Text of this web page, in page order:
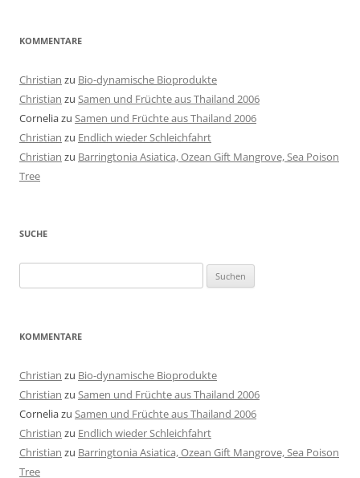
KOMMENTARE
Christian zu Bio-dynamische Bioprodukte
Christian zu Samen und Früchte aus Thailand 2006
Corneliazu Samen und Früchte aus Thailand 2006
Christian zu Endlich wieder Schleichfahrt
Christian zu Barringtonia Asiatica, Ozean Gift Mangrove, Sea Poison
Tree
SUCHE
nach:
KOMMENTARE
Christian zu Bio-dynamische Bioprodukte
Christian zu Samen und Früchte aus Thailand 2006
Corneliazu Samen und Früchte aus Thailand 2006
Christian zu Endlich wieder Schleichfahrt
Christian zu Barringtonia Asiatica, Ozean Gift Mangrove, Sea Poison
Tree